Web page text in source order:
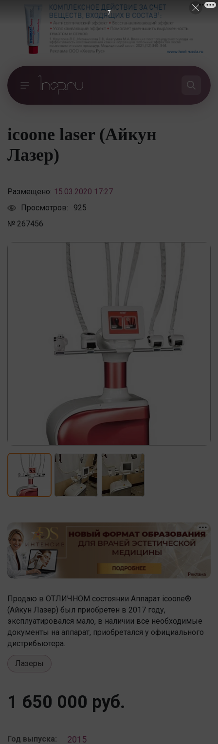
icoone laser (Айкун
Лазер)
Размещено: 15.03.2020 17:27
Просмотров:
925
№ 267456
Продаю в ОТЛИЧНОМ состоянии Аппарат icoone®
(Айкун Лазер) был приобретен в 2017 году,
эксплуатировался мало, в наличии все необходимые
документы на аппарат, приобретался у официального
дистрибьютера.
Лазеры
1 650 000 руб.
Год выпуска: 2015
6